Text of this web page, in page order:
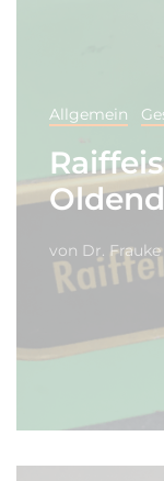
Allgemein
von Dr.